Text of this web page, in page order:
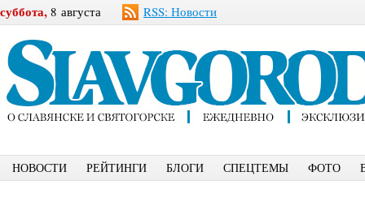
суббота, 8 августа RSS: Новости
НОВОСТИ РЕЙТИНГИ БЛОГИ СПЕЦТЕМЫ ФОТО